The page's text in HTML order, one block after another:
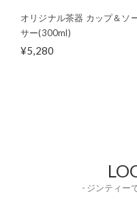
オリジナル茶器 カップ＆ソ
サー(300ml)
¥5,280
- ジンティー